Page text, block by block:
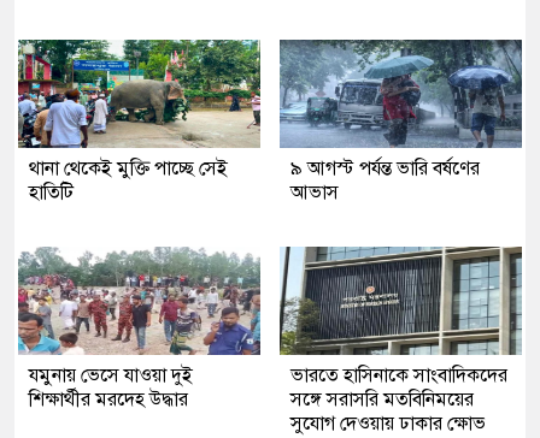
থানা থেকেই মুক্তি পাচ্ছে সেই
হাতিটি
৯ আগস্ট পর্যন্ত ভারি বর্ষণের
আভাস
যমুনায় ভেসে যাওয়া দুই
শিক্ষার্থীর মরদেহ উদ্ধার
ভারতে হাসিনাকে সাংবাদিকদের
সঙ্গে সরাসরি মতবিনিময়ের
সুযোগ দেওয়ায় ঢাকার ক্ষোভ